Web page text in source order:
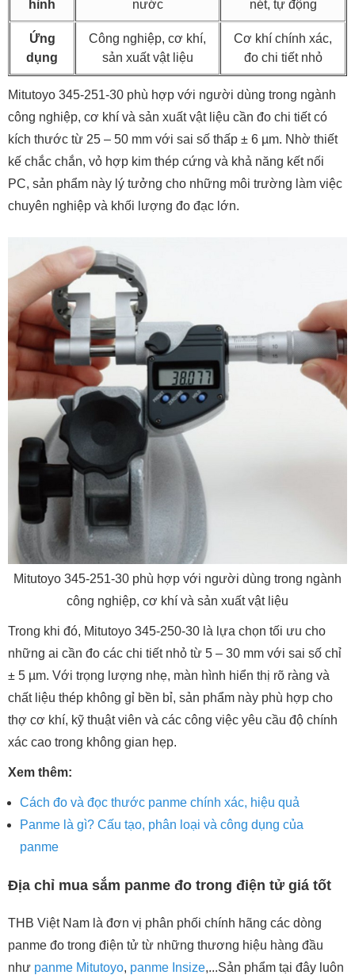
hình nước nét, tự động
Ứng
dụng
Công nghiệp, cơ khí,
sản xuất vật liệu
Cơ khí chính xác,
đo chi tiết nhỏ
Mitutoyo 345-251-30 phù hợp với người dùng trong ngành
công nghiệp, cơ khí và sản xuất vật liệu cần đo chi tiết có
kích thước từ 25 – 50 mm với sai số thấp ± 6 µm. Nhờ thiết
kế chắc chắn, vỏ hợp kim thép cứng và khả năng kết nối
PC, sản phẩm này lý tưởng cho những môi trường làm việc
chuyên nghiệp và khối lượng đo đạc lớn.
Mitutoyo 345-251-30 phù hợp với người dùng trong ngành
công nghiệp, cơ khí và sản xuất vật liệu
Trong khi đó, Mitutoyo 345-250-30 là lựa chọn tối ưu cho
những ai cần đo các chi tiết nhỏ từ 5 – 30 mm với sai số chỉ
± 5 µm. Với trọng lượng nhẹ, màn hình hiển thị rõ ràng và
chất liệu thép không gỉ bền bỉ, sản phẩm này phù hợp cho
thợ cơ khí, kỹ thuật viên và các công việc yêu cầu độ chính
xác cao trong không gian hẹp.
Xem thêm:
Cách đo và đọc thước panme chính xác, hiệu quả
Panme là gì? Cấu tạo, phân loại và công dụng của
panme
Địa chỉ mua sắm panme đo trong điện tử giá tốt
THB Việt Nam là đơn vị phân phối chính hãng các dòng
panme đo trong điện tử từ những thương hiệu hàng đầu
như panme Mitutoyo, panme Insize,...Sản phẩm tại đây luôn